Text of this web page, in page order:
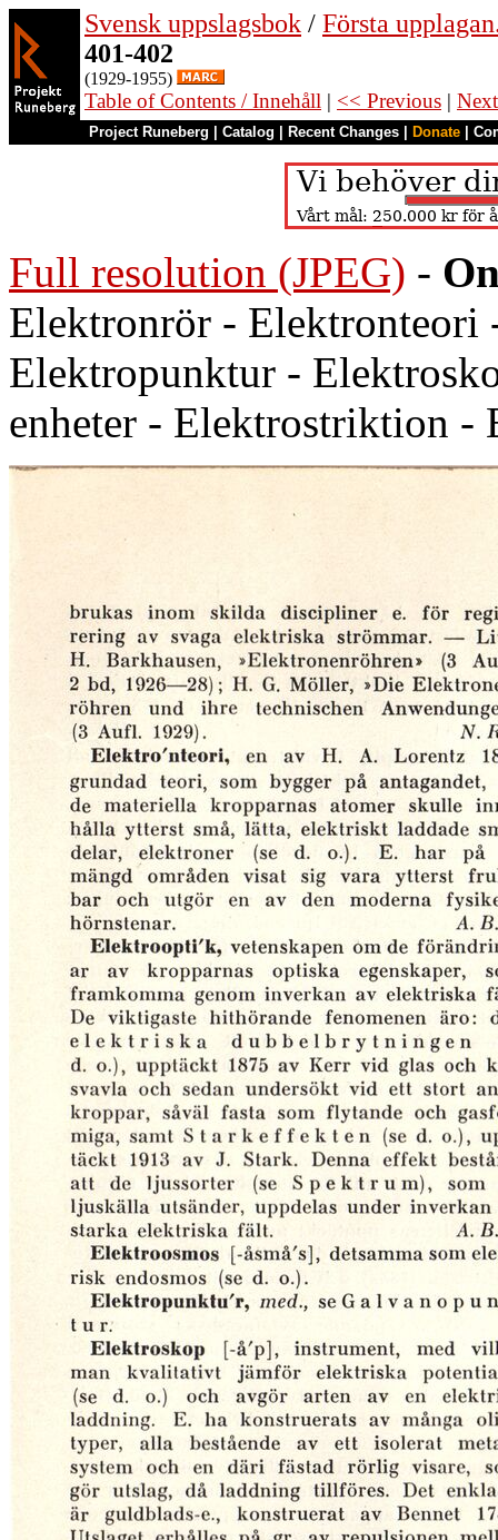
Svensk uppslagsbok / Första
401-402
(1929-1955)
Table of Contents / Innehåll | << Previous |
Project Runeberg Catalog Recent Changes Donate
Full resolution (JPEG) -
Elektronrör - Elektronteori
Elektropunktur -
enheter - Elektrostriktion -